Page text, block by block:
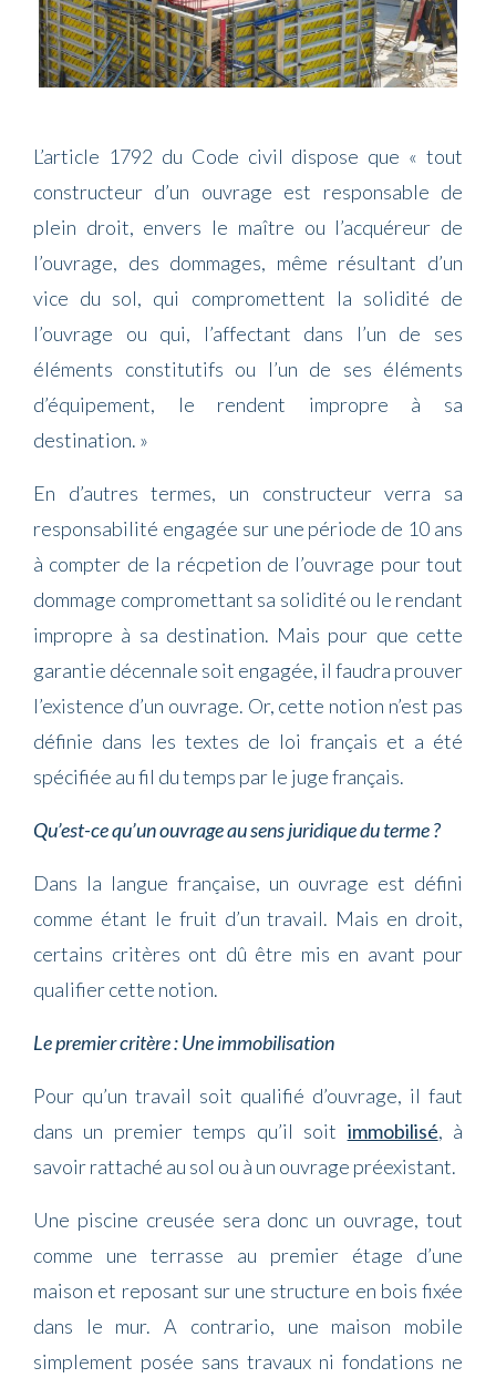
L’article 1792 du Code civil dispose que « tout
constructeur d’un ouvrage est responsable de
plein droit, envers le maître ou l’acquéreur de
l’ouvrage, des dommages, même résultant d’un
vice du sol, qui compromettent la solidité de
l’ouvrage ou qui, l’affectant dans l’un de ses
éléments constitutifs ou l’un de ses éléments
d’équipement, le rendent impropre à sa
destination. »
En d’autres termes, un constructeur verra sa
responsabilité engagée sur une période de 10 ans
à compter de la récpetion de l’ouvrage pour tout
dommage compromettant sa solidité ou le rendant
impropre à sa destination. Mais pour que cette
garantie décennale soit engagée, il faudra prouver
l’existence d’un ouvrage. Or, cette notion n’est pas
définie dans les textes de loi français et a été
spécifiée au fil du temps par le juge français.
Qu’est-ce qu’un ouvrage au sens juridique du terme ?
Dans la langue française, un ouvrage est défini
comme étant le fruit d’un travail. Mais en droit,
certains critères ont dû être mis en avant pour
qualifier cette notion.
Le premier critère : Une immobilisation
Pour qu’un travail soit qualifié d’ouvrage, il faut
dans un premier temps qu’il soit immobilisé, à
savoir rattaché au sol ou à un ouvrage préexistant.
Une piscine creusée sera donc un ouvrage, tout
comme une terrasse au premier étage d’une
maison et reposant sur une structure en bois fixée
dans le mur. A contrario, une maison mobile
simplement posée sans travaux ni fondations ne